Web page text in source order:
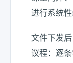
进行系统性
文件下发
议程：逐